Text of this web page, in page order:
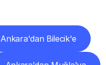
Ankara'dan Bilecik'e